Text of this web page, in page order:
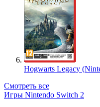
Hogwarts Legacy
Смотреть все
Игры Nintendo Switch 2